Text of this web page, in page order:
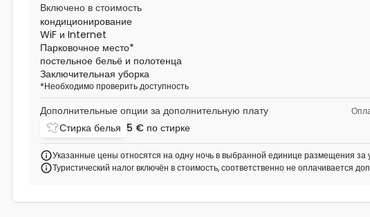
Включено в стоимость
кондиционирование
WiF и Internet
Парковочное место*
постельное бельё и полотенца
Заключительная уборка
*Необходимо проверить доступность
Дополнительные опции за дополнительную плату
Стирка белья 5 € по стирке
Указанные цены относятся на одну ночь в выбранной единице размещения за
Туристический налог включён в стоимость, соответственно не оплачивается